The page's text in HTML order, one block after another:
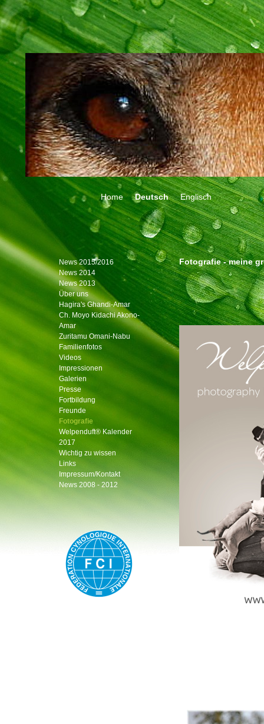
Home Deutsch Englisch
Fotografie - meine
News 2015/2016
News 2014
News 2013
Über uns
Hagira's Ghandi-Amar
Ch. Moyo Kidachi Akono-
Amar
Zuritamu Omani-Nabu
Familienfotos
Videos
Impressionen
Galerien
Presse
Fortbildung
Freunde
Fotografie
Welpenduft® Kalender
2017
Wichtig zu wissen
Links
Impressum/Kontakt
News 2008 - 2012